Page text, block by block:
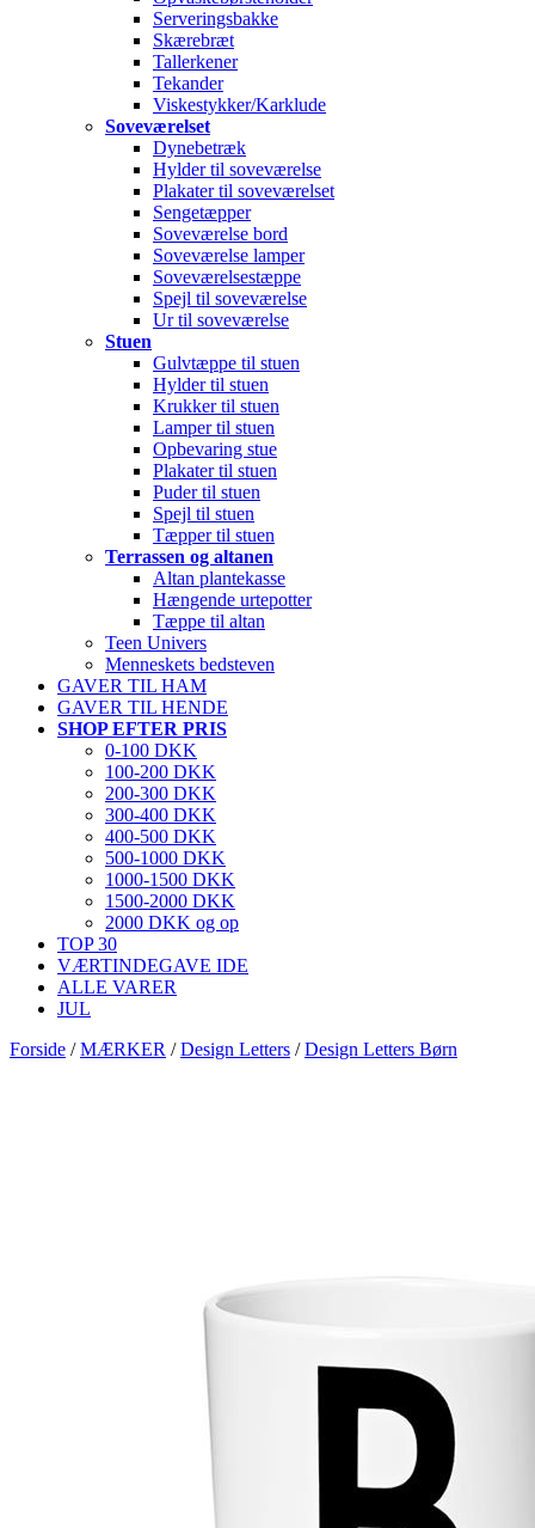
Serveringsbakke
Skærebræt
Tallerkener
Tekander
Viskestykker/Karklude
Soveværelset
Dynebetræk
Hylder til soveværelse
Plakater til soveværelset
Sengetæpper
Soveværelse bord
Soveværelse lamper
Soveværelsestæppe
Spejl til soveværelse
Ur til soveværelse
Stuen
Gulvtæppe til stuen
Hylder til stuen
Krukker til stuen
Lamper til stuen
Opbevaring stue
Plakater til stuen
Puder til stuen
Spejl til stuen
Tæpper til stuen
Terrassen og altanen
Altan plantekasse
Hængende urtepotter
Tæppe til altan
Teen Univers
Menneskets bedsteven
GAVER TIL HAM
GAVER TIL HENDE
SHOP EFTER PRIS
0-100 DKK
100-200 DKK
200-300 DKK
300-400 DKK
400-500 DKK
500-1000 DKK
1000-1500 DKK
1500-2000 DKK
2000 DKK og op
TOP 30
VÆRTINDEGAVE IDE
ALLE VARER
JUL
Forside /MÆRKER /Design Letters /Design Letters Børn